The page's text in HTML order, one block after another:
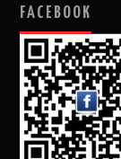
FACEBOOK